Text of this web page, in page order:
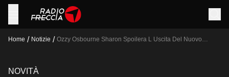
Home / Notizie / Ozzy Osbourne Sharon Spoilera L Uscita Del Nuovo
NOVITÀ